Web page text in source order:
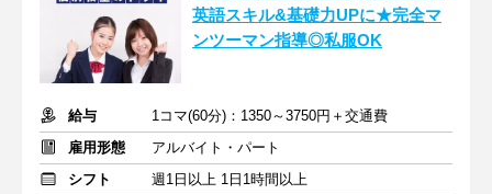
英語スキル&基礎力UPに★完全マ
ンツーマン指導◎私服OK
給与
1コマ(60分)：1350～3750円＋交通費
雇用形態
アルバイト・パート
シフト
週1日以上 1日1時間以上